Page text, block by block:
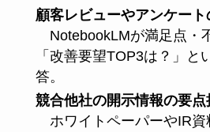
顧客レビューやアンケー
NotebookLMが満足点・
「改善要望TOP3は？」と
答。
競合他社の開示情報の要点
ホワイトペーパーやIR資